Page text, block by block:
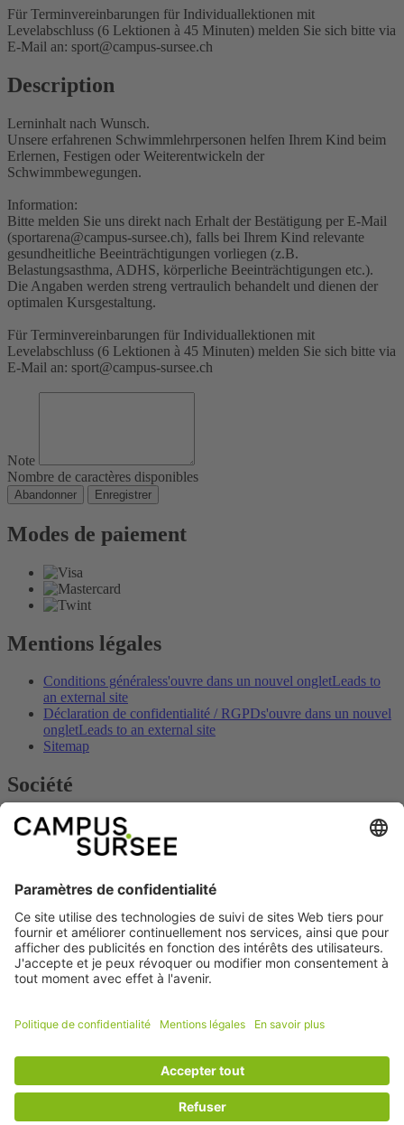
Für Terminvereinbarungen für Individuallektionen mit
Levelabschluss (6 Lektionen à 45 Minuten) melden Sie sich bitte via
E-Mail an: sport@campus-sursee.ch
Description
Lerninhalt nach Wunsch.
Unsere erfahrenen Schwimmlehrpersonen helfen Ihrem Kind beim
Erlernen, Festigen oder Weiterentwickeln der
Schwimmbewegungen.
Information:
Bitte melden Sie uns direkt nach Erhalt der Bestätigung per E-Mail
(sportarena@campus-sursee.ch), falls bei Ihrem Kind relevante
gesundheitliche Beeinträchtigungen vorliegen (z.B.
Belastungsasthma, ADHS, körperliche Beeinträchtigungen etc.).
Die Angaben werden streng vertraulich behandelt und dienen der
optimalen Kursgestaltung.
Für Terminvereinbarungen für Individuallektionen mit
Levelabschluss (6 Lektionen à 45 Minuten) melden Sie sich bitte via
E-Mail an: sport@campus-sursee.ch
Note
Nombre de caractères disponibles
Abandonner Enregistrer
Modes de paiement
Mentions légales
Conditions généraless'ouvre dans un nouvel ongletLeads to
an external site
Déclaration de confidentialité / RGPDs'ouvre dans un nouvel
ongletLeads to an external site
Sitemap
Société
Contacts'ouvre dans un nouvel onglet
Leads to an external site
Empreintes'ouvre dans un nouvel onglet
Leads to an external
external site
Prix & offres s'ouvre dans un nouvel ongletLeads to an
external site
Social
auf eine externe Seite
© copyright 2026 - SPORTARENA CAMPUS SURSEE